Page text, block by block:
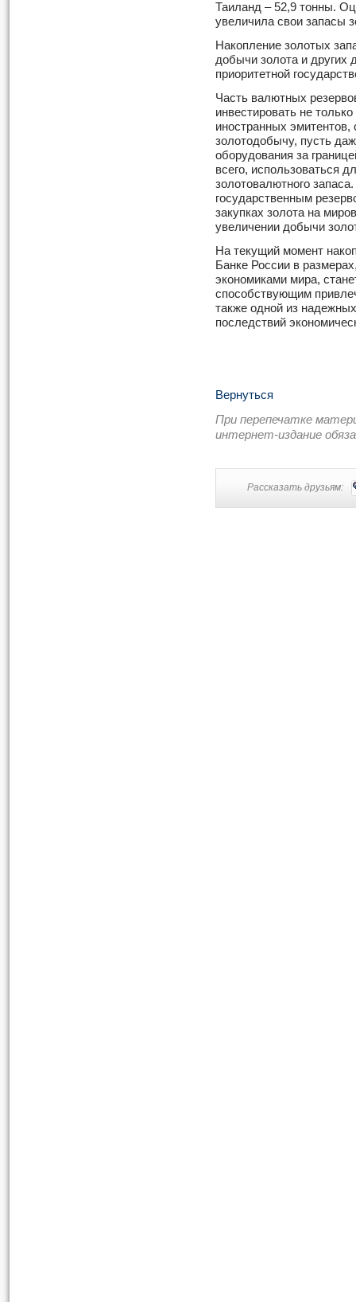
Таиланд – 52,9 тонны.
увеличила свои запасы
Накопление золотых
добычи золота и других
приоритетной
Часть валютных
инвестировать не
иностранных эмитентов,
золотодобычу, пусть
оборудования за
всего, использоваться
золотовалютного
государственным
закупках золота на
увеличении добычи
На текущий момент
Банке России в
экономиками мира,
способствующим
также одной из
последствий
Вернуться
При перепечатке
интернет-издание
Рассказать друзьям: